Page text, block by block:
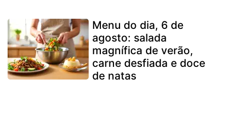
Menu do dia, 6 de
agosto: salada
magnífica de verão,
carne desfiada e doce
de natas